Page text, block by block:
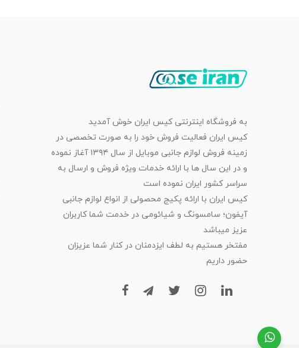
به فروشگاه اینترنتی کیس ایران خوش آمدید
کیس ایران فعالیت فروش خود را به صورت تخصصی در
زمینه فروش لوازم جانبی موبایل از سال ۱۳۹۴ آغاز نموده
و در این سال ها با ارائه خدمات ویژه فروش و ارسال به
سراسر کشور ایران نموده است
کیس ایران با ارائه پکیج محصولی از انواع لوازم جانبی
آیفون؛ سامسونگ و شیائومی در خدمت شما کاربران
عزیز میباشد
مفتخر هستیم به لطف ایزدمنان در کنار شما عزیزان
حضور داریم